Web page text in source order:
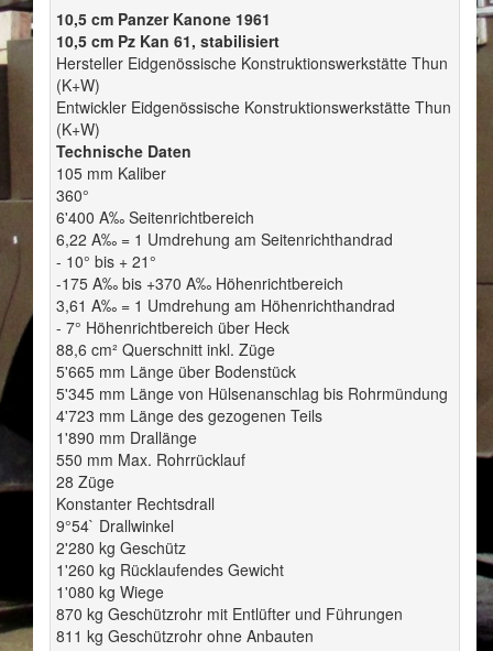
10,5 cm Panzer Kanone 1961
10,5 cm Pz Kan 61, stabilisiert
Hersteller Eidgenössische Konstruktionswerkstätte Thun
(K+W)
Entwickler Eidgenössische Konstruktionswerkstätte Thun
(K+W)
Technische Daten
105 mm Kaliber
360°
6'400 A‰ Seitenrichtbereich
6,22 A‰ = 1 Umdrehung am Seitenrichthandrad
- 10° bis + 21°
-175 A‰ bis +370 A‰ Höhenrichtbereich
3,61 A‰ = 1 Umdrehung am Höhenrichthandrad
- 7° Höhenrichtbereich über Heck
88,6 cm² Querschnitt inkl. Züge
5'665 mm Länge über Bodenstück
5'345 mm Länge von Hülsenanschlag bis Rohrmündung
4'723 mm Länge des gezogenen Teils
1'890 mm Drallänge
550 mm Max. Rohrrücklauf
28 Züge
Konstanter Rechtsdrall
9°54` Drallwinkel
2'280 kg Geschütz
1'260 kg Rücklaufendes Gewicht
1'080 kg Wiege
870 kg Geschützrohr mit Entlüfter und Führungen
811 kg Geschützrohr ohne Anbauten